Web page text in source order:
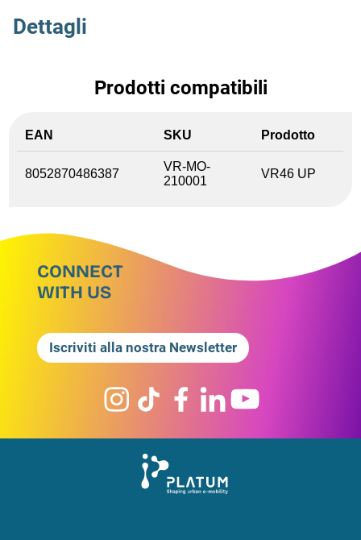
Dettagli
Prodotti compatibili
EAN SKU Prodotto
8052870486387
VR-MO-
210001
VR46 UP
CONNECT
WITH US
Iscriviti alla nostra Newsletter